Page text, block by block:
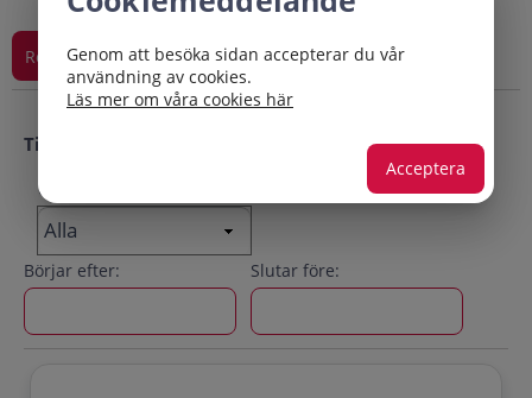
Tillfällen
Ort:
Börjar efter: Slutar före:
Genom att besöka sidan accepterar du vår
användning av cookies.
Läs mer om våra cookies här
Acceptera